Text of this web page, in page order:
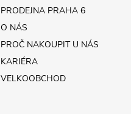
PRODEJNA PRAHA 6
O NÁS
PROČ NAKOUPIT U NÁS
KARIÉRA
VELKOOBCHOD